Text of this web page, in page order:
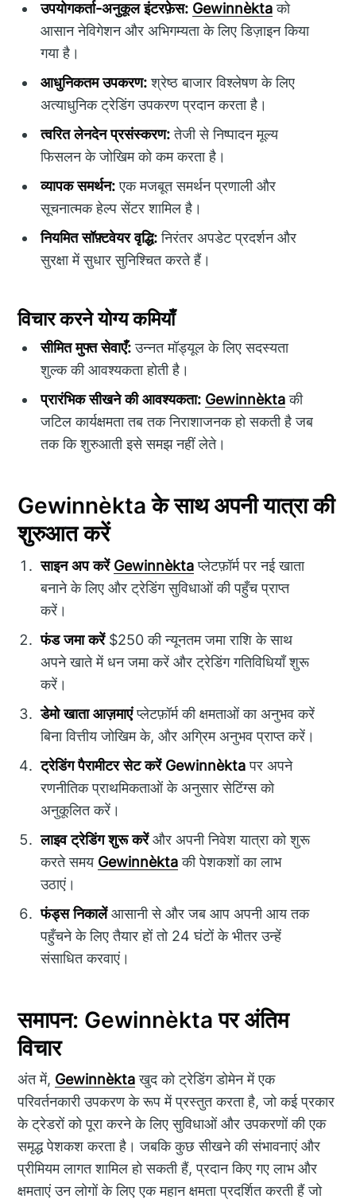
उपयोगकर्ता-अनुकूल इंटरफ़ेस: Gewinnèktaको
आसान नेविगेशन और अभिगम्यता के लिए डिज़ाइन किया
गया है।
आधुनिकतम उपकरण:श्रेष्ठ बाजार विश्लेषण के लिए
अत्याधुनिक ट्रेडिंग उपकरण प्रदान करता है।
त्वरित लेनदेन प्रसंस्करण:तेजी से निष्पादन मूल्य
फिसलन के जोखिम को कम करता है।
व्यापक समर्थन:एक मजबूत समर्थन प्रणाली और
सूचनात्मक हेल्प सेंटर शामिल है।
नियमित सॉफ़्टवेयर वृद्धि:निरंतर अपडेट प्रदर्शन और
सुरक्षा में सुधार सुनिश्चित करते हैं।
विचार करने योग्य कमियाँ
सीमित मुफ्त सेवाएँ:उन्नत मॉड्यूल के लिए सदस्यता
शुल्क की आवश्यकता होती है।
प्रारंभिक सीखने की आवश्यकता: Gewinnèktaकी
जटिल कार्यक्षमता तब तक निराशाजनक हो सकती है जब
तक कि शुरुआती इसे समझ नहीं लेते।
Gewinnèkta के साथ अपनी यात्रा की
शुरुआत करें
साइन अप करें Gewinnèktaप्लेटफ़ॉर्म पर नई खाता
बनाने के लिए और ट्रेडिंग सुविधाओं की पहुँच प्राप्त
करें।
फंड जमा करें$250 की न्यूनतम जमा राशि के साथ
अपने खाते में धन जमा करें और ट्रेडिंग गतिविधियाँ शुरू
करें।
डेमो खाता आज़माएंप्लेटफ़ॉर्म की क्षमताओं का अनुभव करें
बिना वित्तीय जोखिम के, और अग्रिम अनुभव प्राप्त करें।
ट्रेडिंग पैरामीटर सेट करें Gewinnèktaपर अपने
रणनीतिक प्राथमिकताओं के अनुसार सेटिंग्स को
अनुकूलित करें।
लाइव ट्रेडिंग शुरू करेंऔर अपनी निवेश यात्रा को शुरू
करते समय Gewinnèktaकी पेशकशों का लाभ
उठाएं।
फंड्स निकालेंआसानी से और जब आप अपनी आय तक
पहुँचने के लिए तैयार हों तो 24 घंटों के भीतर उन्हें
संसाधित करवाएं।
समापन: Gewinnèkta पर अंतिम
विचार
अंत में, Gewinnèktaखुद को ट्रेडिंग डोमेन में एक
परिवर्तनकारी उपकरण के रूप में प्रस्तुत करता है, जो कई प्रकार
के ट्रेडरों को पूरा करने के लिए सुविधाओं और उपकरणों की एक
समृद्ध पेशकश करता है। जबकि कुछ सीखने की संभावनाएं और
प्रीमियम लागत शामिल हो सकती हैं, प्रदान किए गए लाभ और
क्षमताएं उन लोगों के लिए एक महान क्षमता प्रदर्शित करती हैं जो